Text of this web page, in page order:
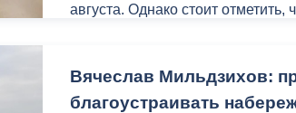
августа. Однако стоит отметить,
с 10.00 до 17.00 (перерыв с
Леонова, 4, 2 этаж, каб. 210. При
Вячеслав Мильдзихов:
благоустраивать